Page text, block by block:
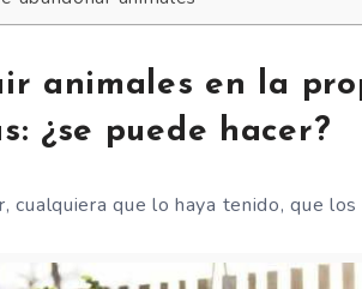
animales en la
¿se puede hacer?
cualquiera que lo haya tenido, que